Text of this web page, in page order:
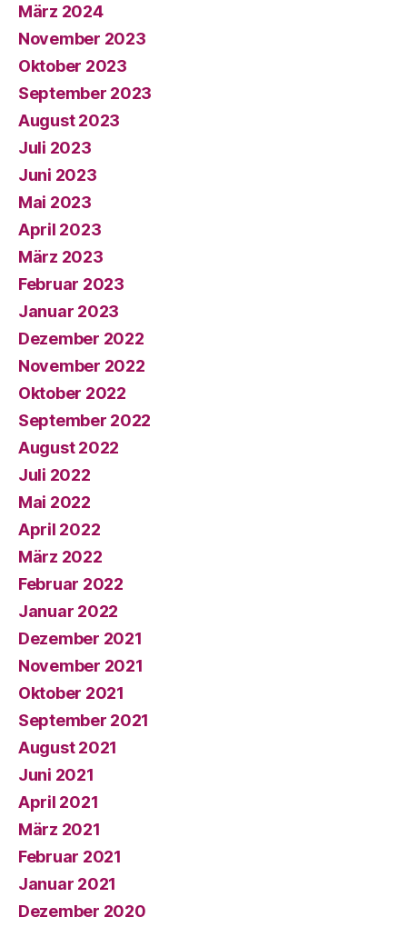
März 2024
November 2023
Oktober 2023
September 2023
August 2023
Juli 2023
Juni 2023
Mai 2023
April 2023
März 2023
Februar 2023
Januar 2023
Dezember 2022
November 2022
Oktober 2022
September 2022
August 2022
Juli 2022
Mai 2022
April 2022
März 2022
Februar 2022
Januar 2022
Dezember 2021
November 2021
Oktober 2021
September 2021
August 2021
Juni 2021
April 2021
März 2021
Februar 2021
Januar 2021
Dezember 2020